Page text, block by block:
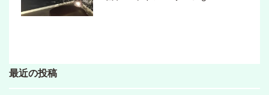
最近の投稿